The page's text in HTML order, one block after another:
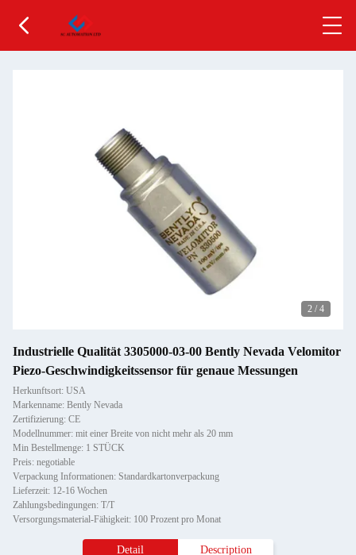
2 / 4
Industrielle Qualität 3305000-03-00 Bently Nevada Velomitor
Piezo-Geschwindigkeitssensor für genaue Messungen
Herkunftsort: USA
Markenname: Bently Nevada
Zertifizierung: CE
Modellnummer: mit einer Breite von nicht mehr als 20 mm
Min Bestellmenge: 1 STÜCK
Preis: negotiable
Verpackung Informationen: Standardkartonverpackung
Lieferzeit: 12-16 Wochen
Zahlungsbedingungen: T/T
Versorgungsmaterial-Fähigkeit: 100 Prozent pro Monat
Detail Description